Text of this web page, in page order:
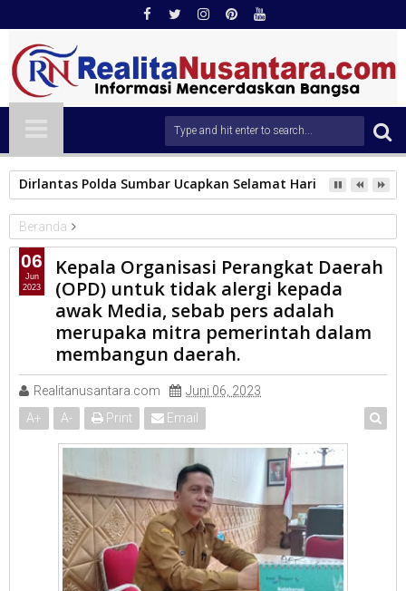
Dirlantas Polda Sumbar Ucapkan Selamat Hari Dharma
Beranda
KAB.MENTAWAI
Kepala Organisasi Perangkat Daerah (OPD) untuk tidak alergi
kepada awak Media, sebab pers adalah merupaka mitra
pemerintah dalam membangun daerah.
Kepala Organisasi Perangkat Daerah
(OPD) untuk tidak alergi kepada
awak Media, sebab pers adalah
merupaka mitra pemerintah dalam
membangun daerah.
Realitanusantara.com
Juni 06, 2023
A+ A- Print Email
06
Jun
2023